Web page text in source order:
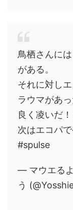
鳥栖さんに
がある。
それに対し
ラウマがあ
良く凌いだ
次はエコパ
#spulse
— マウエる
う